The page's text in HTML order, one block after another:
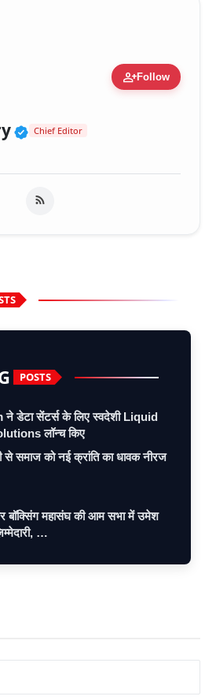
person_addFollow
Verified Public Figure
Chief Editor
POSTS
डेटा सेंटर्स के लिए स्वदेशी Liquid
लॉन्च किए
से समाज को नई क्रांति का धावक नीरज
बॉक्सिंग महासंघ की आम सभा में उमेश
…